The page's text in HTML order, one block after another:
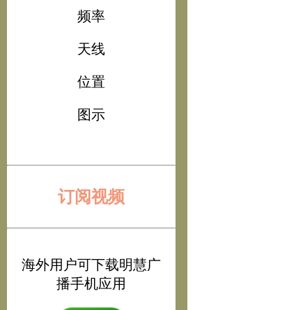
频率
天线
位置
图示
订阅视频
海外用户可下载明慧广
播手机应用